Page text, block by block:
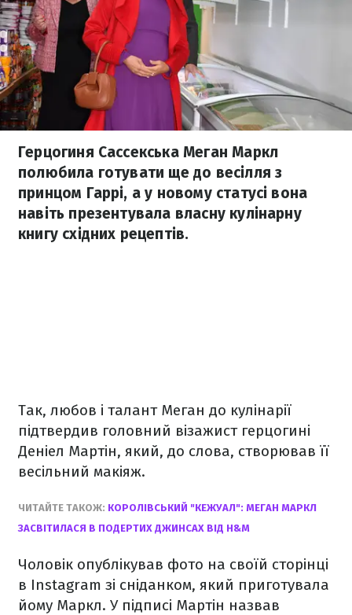
Герцогиня Сассекська Меган Маркл
полюбила готувати ще до весілля з
принцом Гаррі, а у новому статусі вона
навіть презентувала власну кулінарну
книгу східних рецептів.
Так, любов і талант Меган до кулінарії
підтвердив головний візажист герцогині
Деніел Мартін, який, до слова, створював її
весільний макіяж.
ЧИТАЙТЕ ТАКОЖ: КОРОЛІВСЬКИЙ "КЕЖУАЛ": МЕГАН МАРКЛ
ЗАСВІТИЛАСЯ В ПОДЕРТИХ ДЖИНСАХ ВІД H&M
Чоловік опублікував фото на своїй сторінці
в Instagram зі сніданком, який приготувала
йому Маркл. У підписі Мартін назвав